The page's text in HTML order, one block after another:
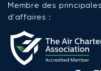
Membre des
d'affaires :